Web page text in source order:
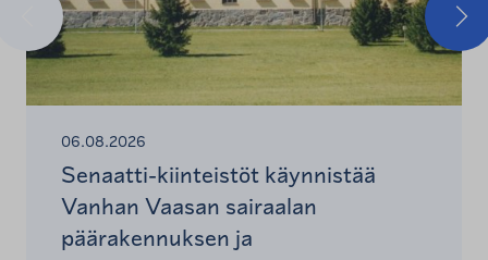
Edellinen
06.08.2026
Senaatti-kiinteistöt käynnistää
Vanhan Vaasan sairaalan
päärakennuksen ja